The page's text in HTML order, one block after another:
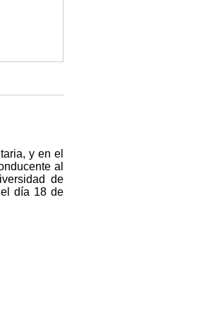
y en el
al
de
día 18 de